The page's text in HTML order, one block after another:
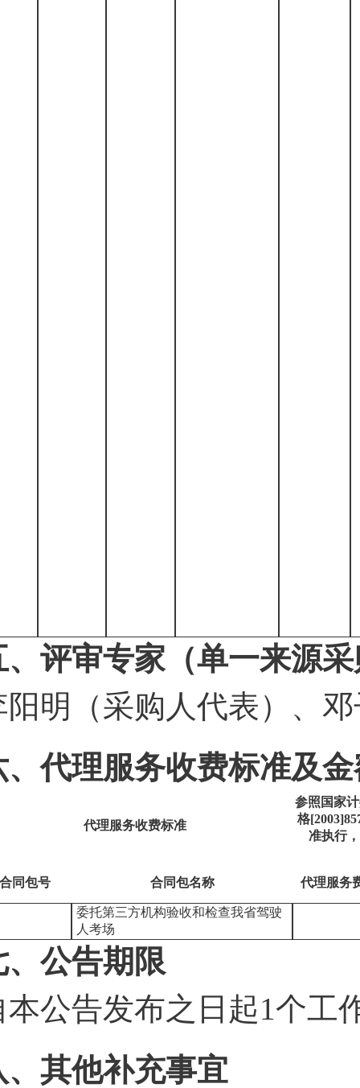
、评审专家（单一来源
阳明（采购人代表） 、
、代理服务收费标准及
代理服务收费标准
参照国家
格
准执行
同包号 合同包名称 代理服务
委托第三方机构验收和检查我省驾驶
人考场
、公告期限
本公告发布之日起1个工
、其他补充事宜